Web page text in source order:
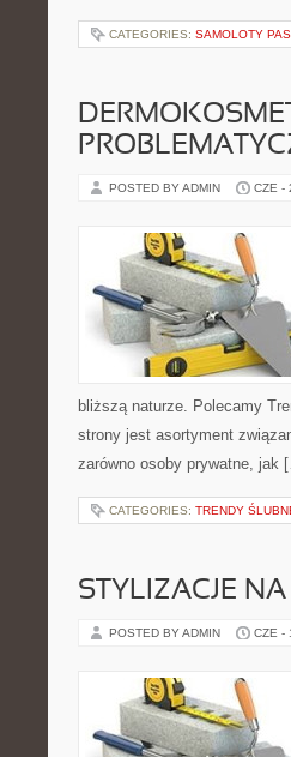
CATEGORIES: SAMOLOTY
POSTED BY ADMIN CZE -
bliższą naturze. Polecamy
strony jest asortyment
zarówno osoby prywatne, jak
CATEGORIES: TRENDY
STYLIZACJE
POSTED BY ADMIN CZE -